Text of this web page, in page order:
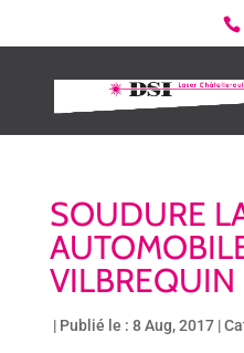
SOUDURE
VILBREQUIN
| Publié le : 8 Aug, 2017 |